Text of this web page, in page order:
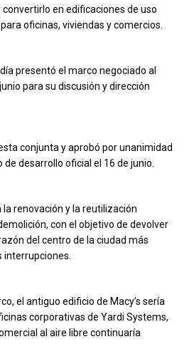
convertirlo en edificaciones de uso
oficinas, viviendas y comercios.
presentó el marco negociado al
para su discusión y dirección
conjunta y aprobó por unanimidad
desarrollo oficial el 16 de junio.
renovación y la reutilización
con el objetivo de devolver
del centro de la ciudad más
el antiguo edificio de Macy’s sería
corporativas de Yardi Systems,
al aire libre continuaría